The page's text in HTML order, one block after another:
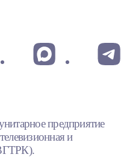
предприятие
и